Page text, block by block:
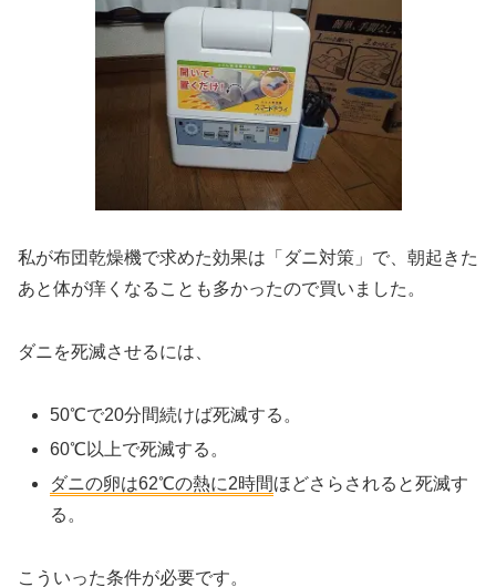
私が布団乾燥機で求めた効果は「ダニ対策」で、朝起きた
あと体が痒くなることも多かったので買いました。
ダニを死滅させるには、
50℃で20分間続けば死滅する。
60℃以上で死滅する。
ダニの卵は62℃の熱に2時間ほどさらされると死滅す
る。
こういった条件が必要です。